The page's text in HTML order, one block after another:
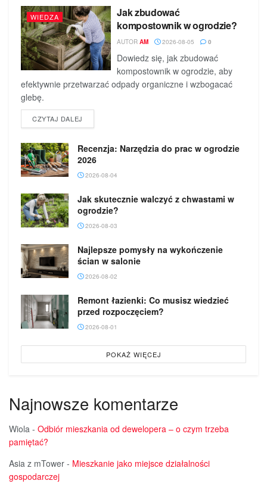
WIEDZA
Jak zbudować
kompostownik w ogrodzie?
AUTOR AM 2026-08-05 0
Dowiedz się, jak zbudować
kompostownik w ogrodzie, aby
efektywnie przetwarzać odpady organiczne i wzbogacać
glebę.
CZYTAJ DALEJ
Recenzja: Narzędzia do prac w ogrodzie
2026
2026-08-04
Jak skutecznie walczyć z chwastami w
ogrodzie?
2026-08-03
Najlepsze pomysły na wykończenie
ścian w salonie
2026-08-02
Remont łazienki: Co musisz wiedzieć
przed rozpoczęciem?
2026-08-01
POKAŻ WIĘCEJ
Najnowsze komentarze
Wiola - Odbiór mieszkania od dewelopera – o czym trzeba
pamiętać?
Asia z mTower - Mieszkanie jako miejsce działalności
gospodarczej